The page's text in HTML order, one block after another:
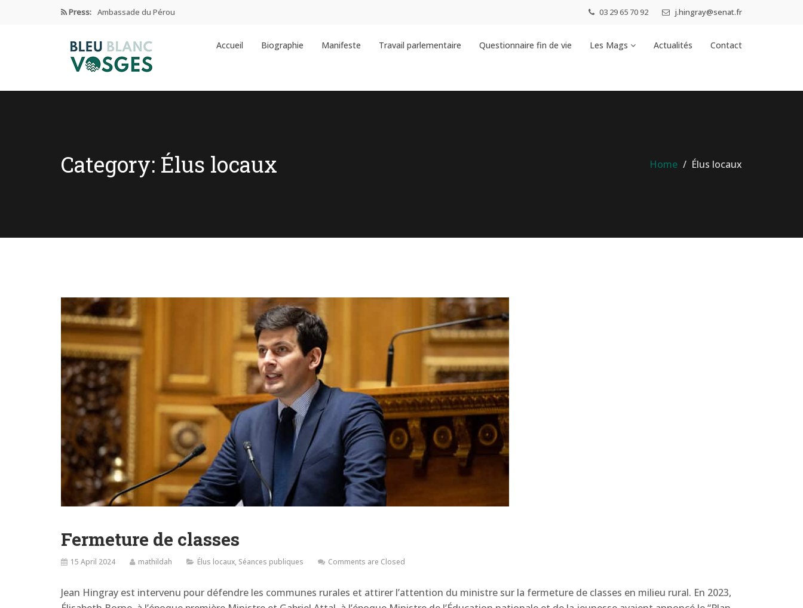
Press: Ambassade du Pérou
Éducation Et Industrie De L’habillement
03 29 65 70 92 j.hingray@senat.fr
Accueil Biographie Manifeste Travail parlementaire Questionnaire fin de vie Les Mags Actualités Contact
Category: Élus locaux Home Élus locaux
Fermeture de classes
15 April 2024 mathildah Élus locaux, Séances publiques Comments are Closed
Jean Hingray est intervenu pour défendre les communes rurales et attirer l’attention du ministre sur la fermeture de classes en milieu rural. En 2023,